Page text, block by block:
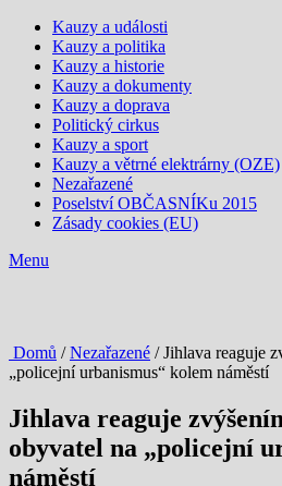
Kauzy a události
Kauzy a politika
Kauzy a historie
Kauzy a dokumenty
Kauzy a doprava
Politický cirkus
Kauzy a sport
Kauzy a větrné elektrárny (OZE)
Nezařazené
Poselství OBČASNÍKu 2015
Zásady cookies (EU)
Menu
Domů /Nezařazené / Jihlava reaguje
„policejní urbanismus“ kolem náměstí
Jihlava reaguje
obyvatel na „policejní
náměstí